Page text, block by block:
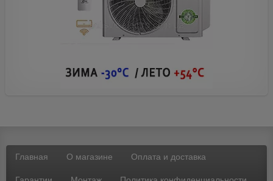
Главная О магазине Оплата и доставка